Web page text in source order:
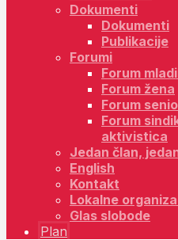
Dokumenti
Dokumenti
Publikacije
Forumi
Forum
Forum žena
Forum
Forum
aktivistica
Jedan član,
English
Kontakt
Lokalne
Glas slobode
Plan